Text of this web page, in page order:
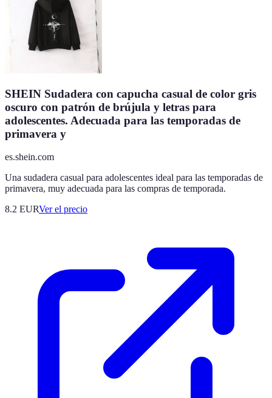
SHEIN Sudadera con capucha casual de color gris
oscuro con patrón de brújula y letras para
adolescentes. Adecuada para las temporadas de
primavera y
es.shein.com
Una sudadera casual para adolescentes ideal para las temporadas de
primavera, muy adecuada para las compras de temporada.
8.2 EURVer el precio